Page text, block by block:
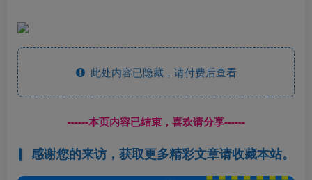
此处内容已隐藏，请付费后查看
------本页内容已结束，喜欢请分享------
感谢您的来访，获取更多精彩文章请收藏本站。